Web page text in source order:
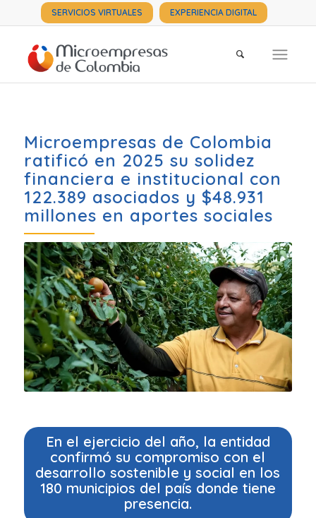
SERVICIOS VIRTUALES EXPERIENCIA DIGITAL
Microempresas de Colombia
ratificó en 2025 su solidez
financiera e institucional con
122.389 asociados y $48.931
millones en aportes sociales
En el ejercicio del año, la entidad
confirmó su compromiso con el
desarrollo sostenible y social en los
180 municipios del país donde tiene
presencia.